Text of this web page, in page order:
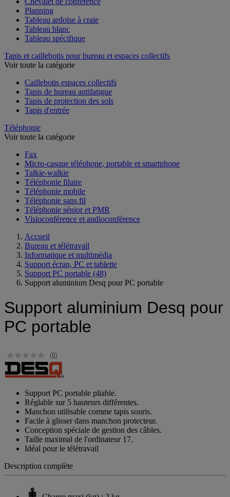
Planning
Tableau ardoise à craie
Tableau blanc
Tableau spécifique
Tapis et caillebotis pour bureau et espaces collectifs
Voir toute la catégorie
Caillebotis espaces collectifs
Tapis de bureau antifatigue
Tapis de protection des sols
Tapis d'entrée
Téléphonie
Voir toute la catégorie
Fax
Micro-casque téléphone, portable et smartphone
Talkie-walkie
Téléphonie filaire
Téléphonie mobile
Téléphonie sans fil
Téléphonie sénior et PMR
Visioconférence et audioconférence
Accueil
Bureau et télétravail
Informatique et multimédia
Support écran, PC et tablette
Support PC portable (48)
Support aluminium Desq pour PC portable
Support aluminium Desq pour
PC portable
(0)
Support PC portable pliable.
Réglable sur 5 hauteurs différentes.
Manchon utilisable comme tapis souris.
Facile à glisser dans manchon protecteur.
Conception spéciale de gestion des câbles.
Taille maximal de l'ordinateur 17.
Idéal pour le télétravail
Description complète